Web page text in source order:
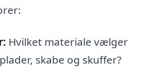
Hvilket materiale vælger
skabe og skuffer?